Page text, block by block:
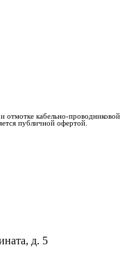
отмотке кабельно-проводниковой
публичной офертой.
д. 5